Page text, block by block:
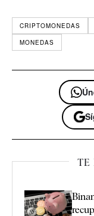
CRIPTOMONEDAS
MONEDAS
TE